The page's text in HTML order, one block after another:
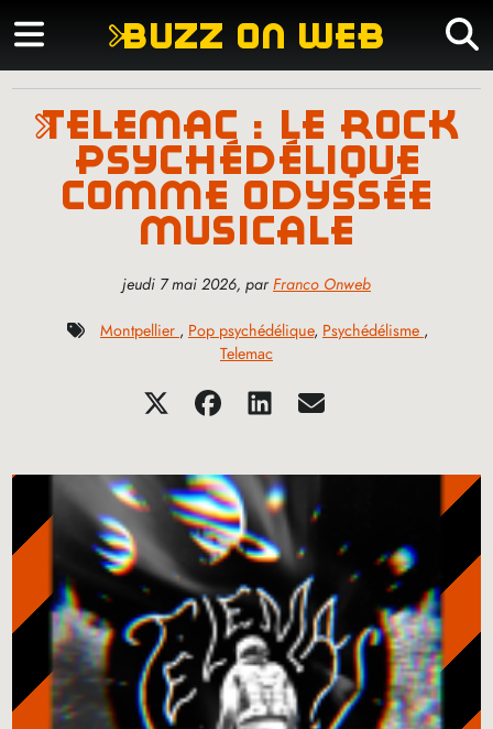
buzz on web
telemac : le rock
psychédélique
comme odyssée
musicale
jeudi 7 mai 2026, parFranco Onweb
Montpellier , Pop psychédélique, Psychédélisme ,
Telemac